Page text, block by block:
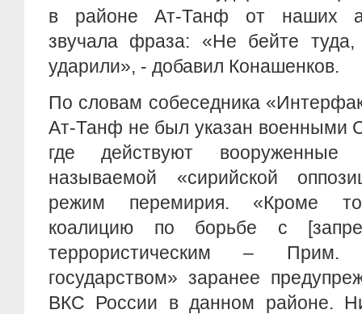
в районе Ат-Танф от наших
звучала фраза: «Не бейте
ударили», - добавил Конашенков.
По словам собеседника
Ат-Танф не был указан военными
где действуют вооруженные
называемой «сирийской
режим перемирия. «Кроме
коалицию по борьбе с
террористическим – Прим.
государством» заранее
ВКС России в данном районе.